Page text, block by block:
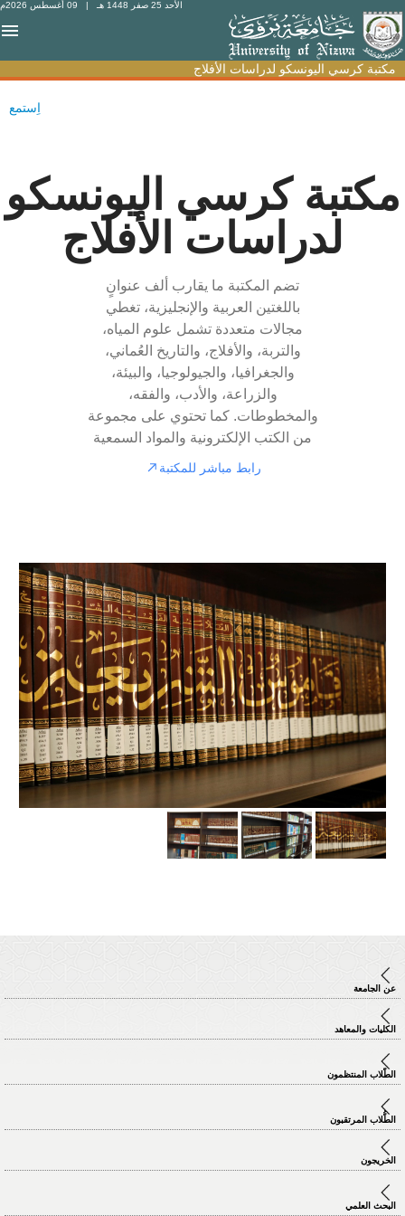
الأحد 25 صفر 1448 هـ | 09 أغسطس 2026م
مكتبة كرسي اليونسكو لدراسات الأفلاج
مكتبة كرسي اليونسكو لدراسات الأفلاج
اِستمع
مكتبة كرسي اليونسكو
لدراسات الأفلاج
تضم المكتبة ما يقارب ألف عنوانٍ
باللغتين العربية والإنجليزية، تغطي
مجالات متعددة تشمل علوم المياه،
والتربة، والأفلاج، والتاريخ العُماني،
والجغرافيا، والجيولوجيا، والبيئة،
والزراعة، والأدب، والفقه،
والمخطوطات. كما تحتوي على مجموعة
من الكتب الإلكترونية والمواد السمعية
رابط مباشر للمكتبة
عن الجامعة
الكليات والمعاهد
الطّلاب المنتظمون
الطُّلاب المرتقبون
الخريجون
البحث العلمي